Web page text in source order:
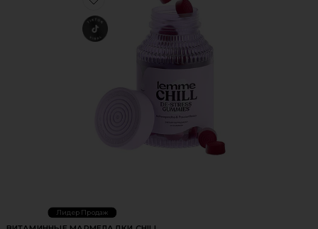
Favorite ВИТАМИННЫЕ МАРМЕЛАДКИ CHILL
Лидер Продаж